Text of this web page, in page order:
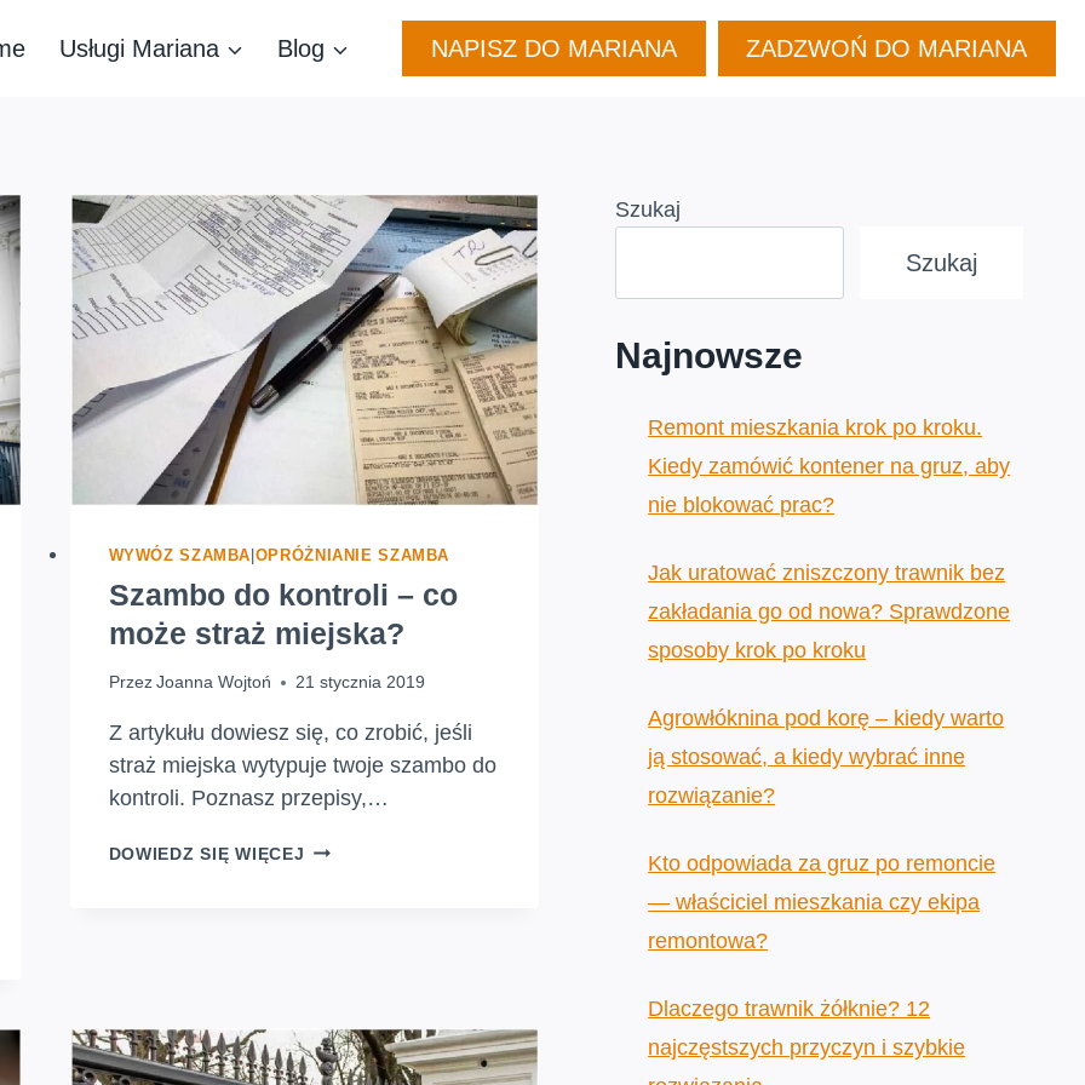
Usługi Mariana Blog NAPISZ DO MARIANA ZADZWOŃ DO MARIANA
WYWÓZ SZAMBA OPRÓŻNIANIE SZAMBA
Szambo do kontroli – co
może straż miejska?
Przez Joanna Wojtoń 21 stycznia 2019
Z artykułu dowiesz się, co zrobić, jeśli
straż miejska wytypuje twoje szambo do
kontroli. Poznasz przepisy,…
DOWIEDZ SIĘ WIĘCEJ SZAMBO
MIEJSKA?
Szukaj
Szukaj
Najnowsze
Remont mieszkania krok po kroku.
Kiedy zamówić kontener na gruz, aby
nie blokować prac?
Jak uratować zniszczony trawnik bez
zakładania go od nowa? Sprawdzone
sposoby krok po kroku
Agrowłóknina pod korę – kiedy warto
ją stosować, a kiedy wybrać inne
rozwiązanie?
Kto odpowiada za gruz po remoncie
— właściciel mieszkania czy ekipa
remontowa?
Dlaczego trawnik żółknie? 12
najczęstszych przyczyn i szybkie